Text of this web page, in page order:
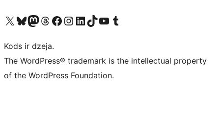
Apmeklējiet mūsu X (agrāk Twitter) kontu
Apmeklējiet mūsu Bluesky kontu
Apmeklējiet mūsu Mastodon kontu
Apmeklējiet mūsu Threads kontu
Apmeklējiet mūsu Facebook lapuApmeklējiet mūsu Instagram kontu
Apmeklējiet mūsu LinkedIn kontu
Apmeklējiet mūsu TikTok kontu
Apmeklējiet mūsu YouTube kanālu
Apmeklējiet mūsu Tumblr kontu
Kods ir dzeja.
The WordPress® trademark is the intellectual property
of the WordPress Foundation.